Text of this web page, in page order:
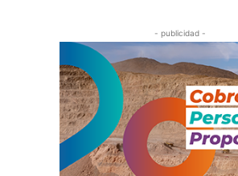
- publicidad -